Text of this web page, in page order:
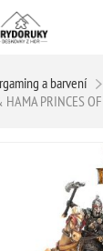
a barvení
PRINCES